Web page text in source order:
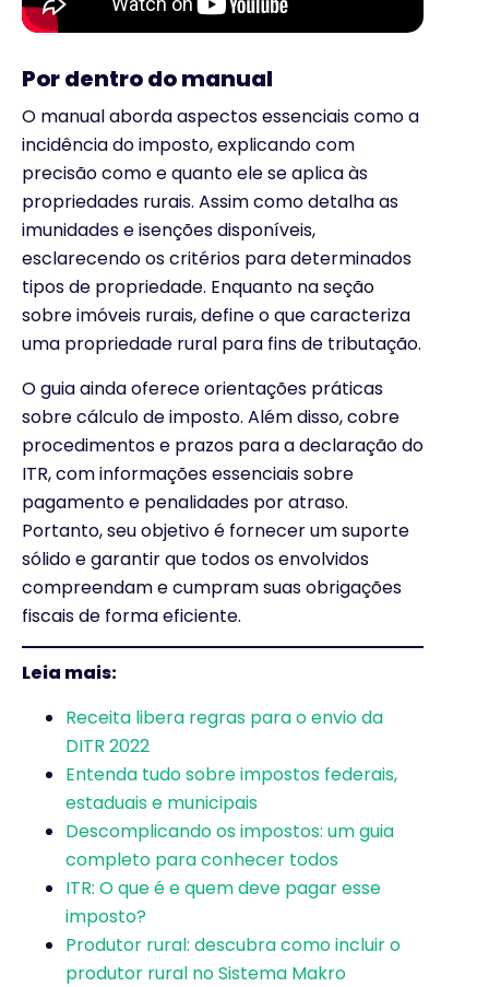
Por dentro do manual
O manual aborda aspectos essenciais como a
incidência do imposto, explicando com
precisão como e quanto ele se aplica às
propriedades rurais. Assim como detalha as
imunidades e isenções disponíveis,
esclarecendo os critérios para determinados
tipos de propriedade. Enquanto na seção
sobre imóveis rurais, define o que caracteriza
uma propriedade rural para fins de tributação.
O guia ainda oferece orientações práticas
sobre cálculo de imposto. Além disso, cobre
procedimentos e prazos para a declaração do
ITR, com informações essenciais sobre
pagamento e penalidades por atraso.
Portanto, seu objetivo é fornecer um suporte
sólido e garantir que todos os envolvidos
compreendam e cumpram suas obrigações
fiscais de forma eficiente.
Leia mais:
Receita libera regras para o envio da
DITR 2022
Entenda tudo sobre impostos federais,
estaduais e municipais
Descomplicando os impostos: um guia
completo para conhecer todos
ITR: O que é e quem deve pagar esse
imposto?
Produtor rural: descubra como incluir o
produtor rural no Sistema Makro